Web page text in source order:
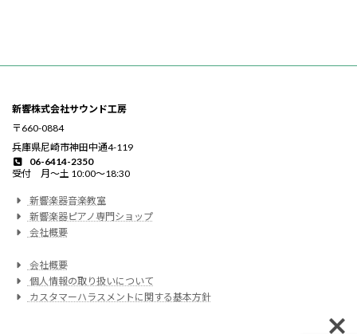
新響株式会社サウンド工房
〒660-0884
兵庫県尼崎市神田中通4-119
06-6414-2350
受付 月〜土 10:00〜18:30
新響楽器音楽教室
新響楽器ピアノ専門ショップ
会社概要
会社概要
個人情報の取り扱いについて
カスタマーハラスメントに関する基本方針